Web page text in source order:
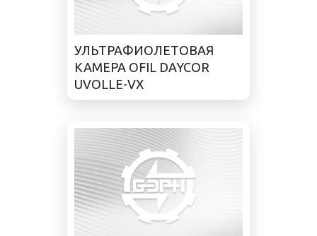
УЛЬТРАФИОЛЕТОВАЯ
КАМЕРА OFIL DAYCOR
UVOLLE-VX